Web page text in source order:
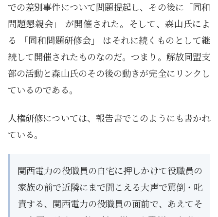
での差別事件について問題提起し、その後に「同和
問題懇親会」 が開催された。そして、森山氏によ
る 「同和問題研修会」 はそれに続くものとして継
続して開催されたものなのだ。つまり。解放同盟支
部の活動と森山氏のその後の動きが完全にリンクし
ているのである。
人権研修については、報告書でこのようにも書かれ
ている。
関西電力の役職員の自宅に押しかけて役職員の
家族の前で近隣にまで聞こえる大声で罵倒・叱
責する、関西電力の役職員の面前で、あえてそ